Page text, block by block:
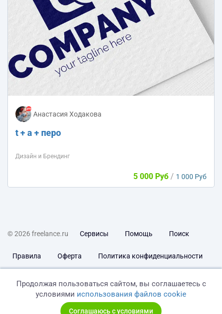
Анастасия Ходакова
t + a + перо
Дизайн и Брендинг
5 000 Руб / 1 000 Руб
© 2026 freelance.ru Сервисы Помощь Поиск
Правила Оферта Политика конфиденциальности
Продолжая пользоваться сайтом, вы соглашаетесь с
условиями использования файлов cookie
Соглашаюсь с условиями